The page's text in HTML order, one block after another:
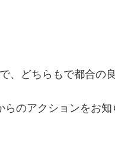
、どちらもで都合の
らのアクションをお